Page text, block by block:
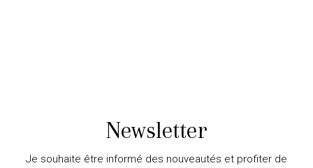
Newsletter
Je souhaite être informé des nouveautés et profiter de